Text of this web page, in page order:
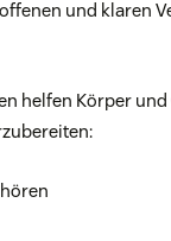
und klaren
helfen Körper